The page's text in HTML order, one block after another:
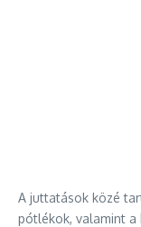
A juttatások közé
pótlékok, valamint a